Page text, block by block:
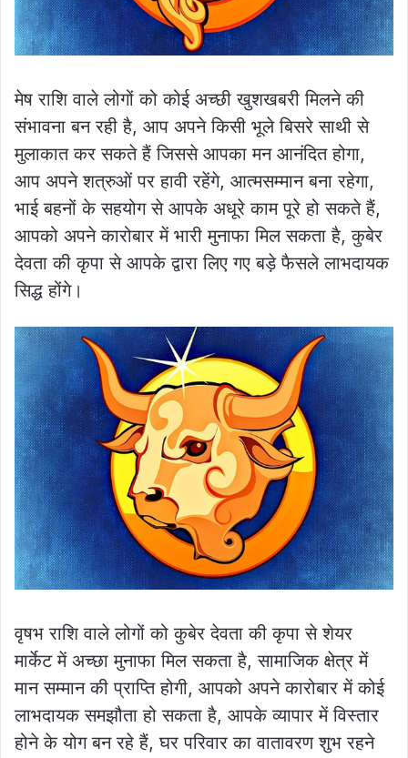
मेष राशि वाले लोगों को कोई अच्छी खुशखबरी मिलने की
संभावना बन रही है, आप अपने किसी भूले बिसरे साथी से
मुलाकात कर सकते हैं जिससे आपका मन आनंदित होगा,
आप अपने शत्रुओं पर हावी रहेंगे, आत्मसम्मान बना रहेगा,
भाई बहनों के सहयोग से आपके अधूरे काम पूरे हो सकते हैं,
आपको अपने कारोबार में भारी मुनाफा मिल सकता है, कुबेर
देवता की कृपा से आपके द्वारा लिए गए बड़े फैसले लाभदायक
सिद्ध होंगे।
वृषभ राशि वाले लोगों को कुबेर देवता की कृपा से शेयर
मार्केट में अच्छा मुनाफा मिल सकता है, सामाजिक क्षेत्र में
मान सम्मान की प्राप्ति होगी, आपको अपने कारोबार में कोई
लाभदायक समझौता हो सकता है, आपके व्यापार में विस्तार
होने के योग बन रहे हैं, घर परिवार का वातावरण शुभ रहने